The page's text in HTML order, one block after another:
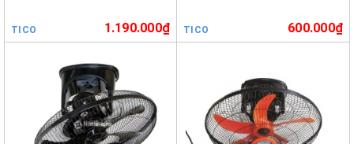
TICO 1.190.000₫ TICO 600.000₫